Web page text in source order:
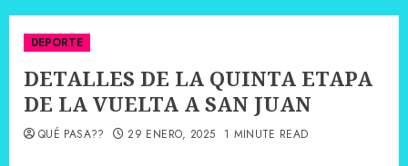
DEPORTE
DETALLES DE LA QUINTA ETAPA
DE LA VUELTA A SAN JUAN
QUÉ PASA?? 29 ENERO, 2025 1 MINUTE READ